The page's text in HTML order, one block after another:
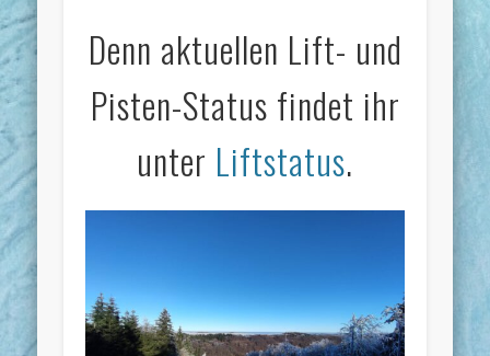
Denn aktuellen Lift- und
Pisten-Status findet ihr
unter Liftstatus.